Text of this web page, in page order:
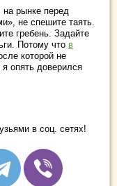
на рынке перед
не спешите таять.
гребень. Задайте
Потому что в
которой не
опять доверился
в соц. сетях!